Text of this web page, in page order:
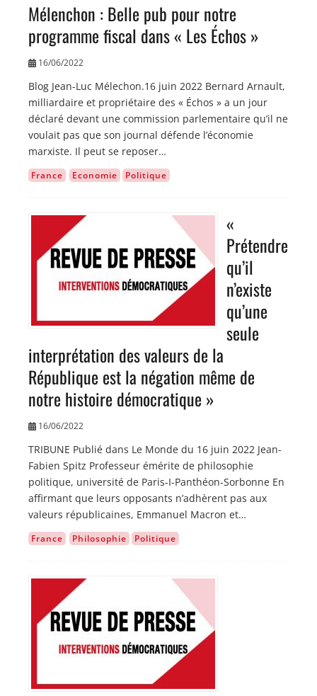
Mélenchon : Belle pub pour notre
programme fiscal dans « Les Échos »
16/06/2022
Blog Jean-Luc Mélechon.16 juin 2022 Bernard Arnault,
milliardaire et propriétaire des « Échos » a un jour
déclaré devant une commission parlementaire qu’il ne
voulait pas que son journal défende l’économie
marxiste. Il peut se reposer…
France Economie Politique
«
Prétendre
qu’il
n’existe
qu’une
seule
interprétation des valeurs de la
République est la négation même de
notre histoire démocratique »
16/06/2022
TRIBUNE Publié dans Le Monde du 16 juin 2022 Jean-
Fabien Spitz Professeur émérite de philosophie
politique, université de Paris-I-Panthéon-Sorbonne En
affirmant que leurs opposants n’adhèrent pas aux
valeurs républicaines, Emmanuel Macron et…
France Philosophie Politique